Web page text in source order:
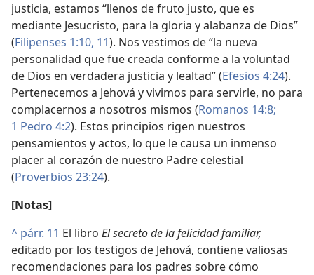
justicia, estamos “llenos de fruto justo, que es
mediante Jesucristo, para la gloria y alabanza de Dios”
(Filipenses 1:10, 11). Nos vestimos de “la nueva
personalidad que fue creada conforme a la voluntad
de Dios en verdadera justicia y lealtad” (Efesios 4:24).
Pertenecemos a Jehová y vivimos para servirle, no para
complacernos a nosotros mismos (Romanos 14:8;
1 Pedro 4:2). Estos principios rigen nuestros
pensamientos y actos, lo que le causa un inmenso
placer al corazón de nuestro Padre celestial
(Proverbios 23:24).
[Notas]
^ párr. 11 El libro El secreto de la felicidad familiar,
editado por los testigos de Jehová, contiene valiosas
recomendaciones para los padres sobre cómo